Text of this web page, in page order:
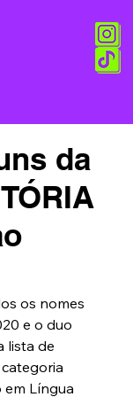
da
os nomes
e o duo
lista de
Língua